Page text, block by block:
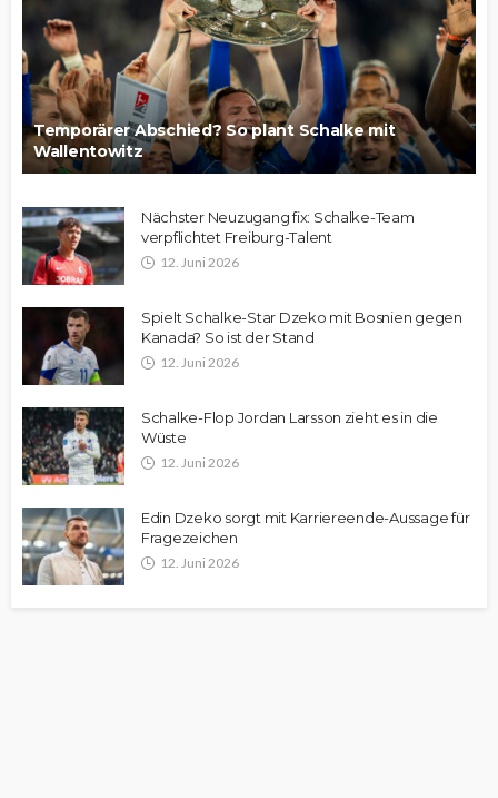
Temporärer Abschied? So plant Schalke mit
Wallentowitz
Nächster Neuzugang fix: Schalke-Team
verpflichtet Freiburg-Talent
12. Juni 2026
Spielt Schalke-Star Dzeko mit Bosnien gegen
Kanada? So ist der Stand
12. Juni 2026
Schalke-Flop Jordan Larsson zieht es in die
Wüste
12. Juni 2026
Edin Dzeko sorgt mit Karriereende-Aussage für
Fragezeichen
12. Juni 2026